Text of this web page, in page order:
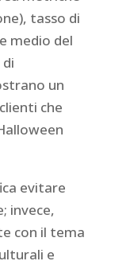
tasso di
medio del
un
che
evitare
invece,
con il tema
e